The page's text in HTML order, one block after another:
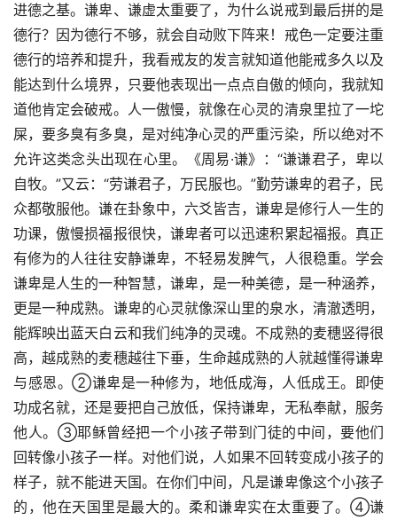
进德之基。谦卑、谦虚太重要了，为什么说戒到最后拼的是
德行？因为德行不够，就会自动败下阵来！戒色一定要注重
德行的培养和提升，我看戒友的发言就知道他能戒多久以及
能达到什么境界，只要他表现出一点点自傲的倾向，我就知
道他肯定会破戒。人一傲慢，就像在心灵的清泉里拉了一坨
屎，要多臭有多臭，是对纯净心灵的严重污染，所以绝对不
允许这类念头出现在心里。《周易·谦》：“谦谦君子，卑以
自牧。”又云：“劳谦君子，万民服也。”勤劳谦卑的君子，民
众都敬服他。谦在卦象中，六爻皆吉，谦卑是修行人一生的
功课，傲慢损福报很快，谦卑者可以迅速积累起福报。真正
有修为的人往往安静谦卑，不轻易发脾气，人很稳重。学会
谦卑是人生的一种智慧，谦卑，是一种美德，是一种涵养，
更是一种成熟。谦卑的心灵就像深山里的泉水，清澈透明，
能辉映出蓝天白云和我们纯净的灵魂。不成熟的麦穗竖得很
高，越成熟的麦穗越往下垂，生命越成熟的人就越懂得谦卑
与感恩。②谦卑是一种修为，地低成海，人低成王。即使
功成名就，还是要把自己放低，保持谦卑，无私奉献，服务
他人。③耶稣曾经把一个小孩子带到门徒的中间，要他们
回转像小孩子一样。对他们说，人如果不回转变成小孩子的
样子，就不能进天国。在你们中间，凡是谦卑像这个小孩子
的，他在天国里是最大的。柔和谦卑实在太重要了。④谦